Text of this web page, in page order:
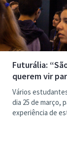
Futurália:
querem vir
Vários
dia 25 de março,
experiência de